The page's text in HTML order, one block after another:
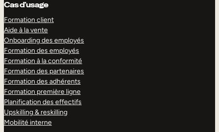
Cas d’usage
Formation client
Aide à la vente
Onboarding des employés
Formation des employés
Formation à la conformité
Formation des partenaires
Formation des adhérents
Formation première ligne
Planification des effectifs
Upskilling & reskilling
Mobilité interne